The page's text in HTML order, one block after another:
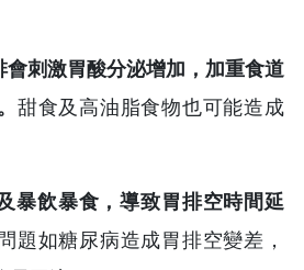
會刺激胃酸分泌增加，加重食道
甜食及高油脂食物也可能造成
暴飲暴食，導致胃排空時間延
題如糖尿病造成胃排空變差，